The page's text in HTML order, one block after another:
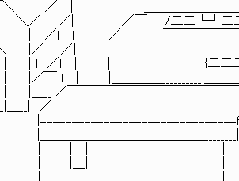
￣￣＼ ／ | |＿＿＿＿＿＿＿＿
＿ ＼／ ／| ／￣ /二二└┘二
￣￣￣￣￣￣
￣￣￣￣「￣￣￣￣
| |{二二二二
__________l＿＿＿＿
￣￣￣￣￣￣￣￣￣￣￣
／ ／ │｣
ｆ
＿＿＿＿＿＿________|
| | | | l
＿| | | l
| | |